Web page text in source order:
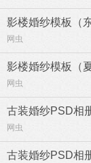
影楼婚纱模板（
网虫
影楼婚纱模板（
网虫
古装婚纱PSD相
网虫
古装婚纱PSD相